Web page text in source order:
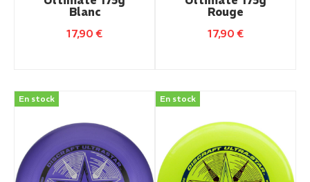
Blanc
17,90€
Rouge
17,90€
En stock En stock